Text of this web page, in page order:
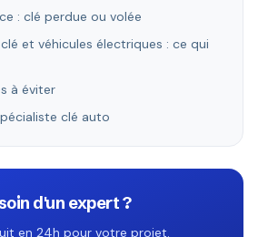
: clé perdue ou volée
et véhicules électriques : ce qui
à éviter
clé auto
d'un expert ?
en 24h pour votre projet.